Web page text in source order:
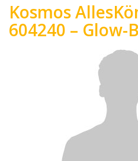
Kosmos
604240 – Glow-